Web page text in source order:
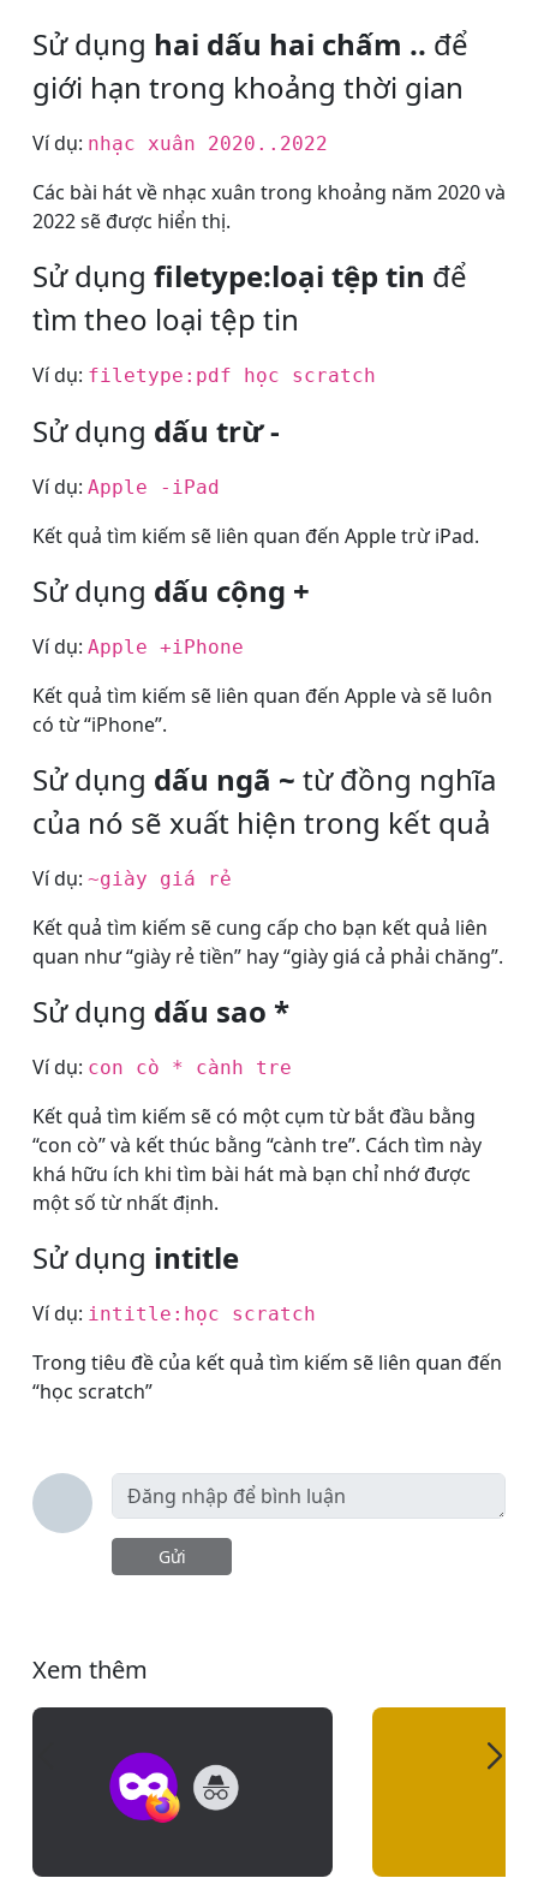
Sử dụng hai dấu hai chấm .. để
giới hạn trong khoảng thời gian
Ví dụ: nhạc xuân 2020..2022
Các bài hát về nhạc xuân trong khoảng năm 2020 và
2022 sẽ được hiển thị.
Sử dụng filetype:loại tệp tin để
tìm theo loại tệp tin
Ví dụ: filetype:pdf học scratch
Sử dụng dấu trừ -
Ví dụ: Apple -iPad
Kết quả tìm kiếm sẽ liên quan đến Apple trừ iPad.
Sử dụng dấu cộng +
Ví dụ: Apple +iPhone
Kết quả tìm kiếm sẽ liên quan đến Apple và sẽ luôn
có từ “iPhone”.
Sử dụng dấu ngã ~ từ đồng nghĩa
của nó sẽ xuất hiện trong kết quả
Ví dụ: ~giày giá rẻ
Kết quả tìm kiếm sẽ cung cấp cho bạn kết quả liên
quan như “giày rẻ tiền” hay “giày giá cả phải chăng”.
Sử dụng dấu sao *
Ví dụ: con cò * cành tre
Kết quả tìm kiếm sẽ có một cụm từ bắt đầu bằng
“con cò” và kết thúc bằng “cành tre”. Cách tìm này
khá hữu ích khi tìm bài hát mà bạn chỉ nhớ được
một số từ nhất định.
Sử dụng intitle
Ví dụ: intitle:học scratch
Trong tiêu đề của kết quả tìm kiếm sẽ liên quan đến
“học scratch”
Gửi
Xem thêm